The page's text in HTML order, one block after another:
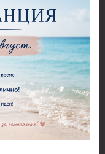
Основни
- кръгове, овали
- Сърца и
- Цветя, листа
- Детски
- Животни